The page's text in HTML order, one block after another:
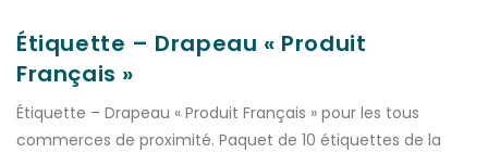
Étiquette – Drapeau « Produit
Français »
Étiquette – Drapeau « Produit Français » pour les tous
commerces de proximité. Paquet de 10 étiquettes de la